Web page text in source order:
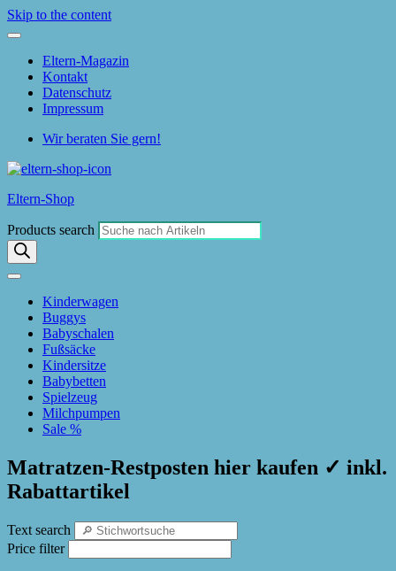
Skip to the content
Eltern-Magazin
Kontakt
Datenschutz
Impressum
Wir beraten Sie gern!
Eltern-Shop
Products search
Kinderwagen
Buggys
Babyschalen
Fußsäcke
Kindersitze
Babybetten
Spielzeug
Milchpumpen
Sale %
Matratzen-Restposten hier kaufen ✓ inkl.
Rabattartikel
Text search
Price filter